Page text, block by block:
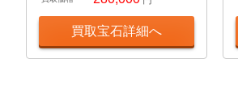
買取宝石詳細へ